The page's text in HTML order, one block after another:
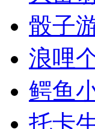
骰子
浪哩
鳄鱼
托卡